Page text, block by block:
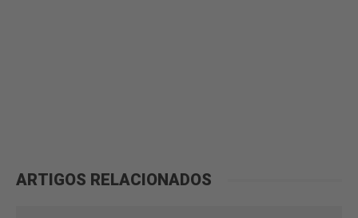
ARTIGOS RELACIONADOS